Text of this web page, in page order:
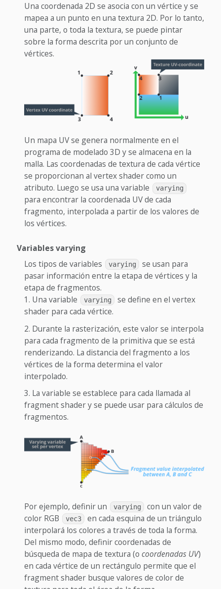
Una coordenada 2D se asocia con un vértice y se
mapea a un punto en una textura 2D. Por lo tanto,
una parte, o toda la textura, se puede pintar
sobre la forma descrita por un conjunto de
vértices.
Un mapa UV se genera normalmente en el
programa de modelado 3D y se almacena en la
malla. Las coordenadas de textura de cada vértice
se proporcionan al vertex shader como un
atributo. Luego se usa una variable
varying
para encontrar la coordenada UV de cada
fragmento, interpolada a partir de los valores de
los vértices.
Variables varying
Los tipos de variables
varying
se usan para
pasar información entre la etapa de vértices y la
etapa de fragmentos.
Una variable
varying
se define en el vertex
shader para cada vértice.
Durante la rasterización, este valor se interpola
para cada fragmento de la primitiva que se está
renderizando. La distancia del fragmento a los
vértices de la forma determina el valor
interpolado.
La variable se establece para cada llamada al
fragment shader y se puede usar para cálculos de
fragmentos.
Por ejemplo, definir un varying
con un valor de
color RGB
vec3
en cada esquina de un triángulo
interpolará los colores a través de toda la forma.
Del mismo modo, definir coordenadas de
búsqueda de mapa de textura (ocoordenadas UV)
en cada vértice de un rectángulo permite que el
fragment shader busque valores de color de